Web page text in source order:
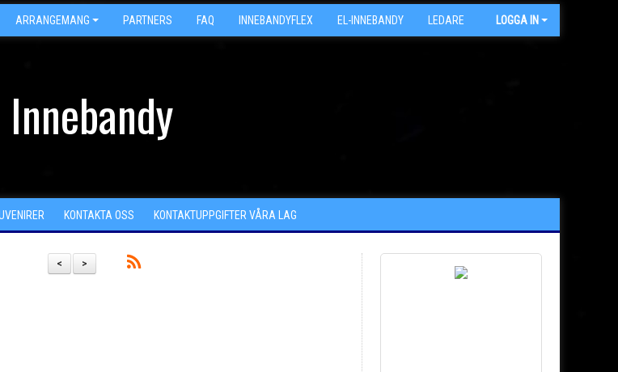
ARRANGEMANG PARTNERS FAQ INNEBANDYFLEX EL-INNEBANDY LEDARE ARKIV
LOGGA IN
KONTAKTA OSS KONTAKTUPPGIFTER VÅRA LAG
>
<